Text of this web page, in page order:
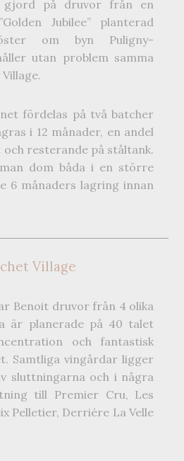
gjord på druvor från en
Jubilee” planterad
om byn Puligny-
utan problem samma
fördelas på två batcher
i 12 månader, en andel
resterande på ståltank.
dom båda i en större
6 månaders lagring innan
Village
Benoit druvor från 4 olika
är planerade på 40 talet
och fantastisk
Samtliga vingårdar ligger
sluttningarna och i några
till Premier Cru, Les
Pelletier, Derriére La Velle